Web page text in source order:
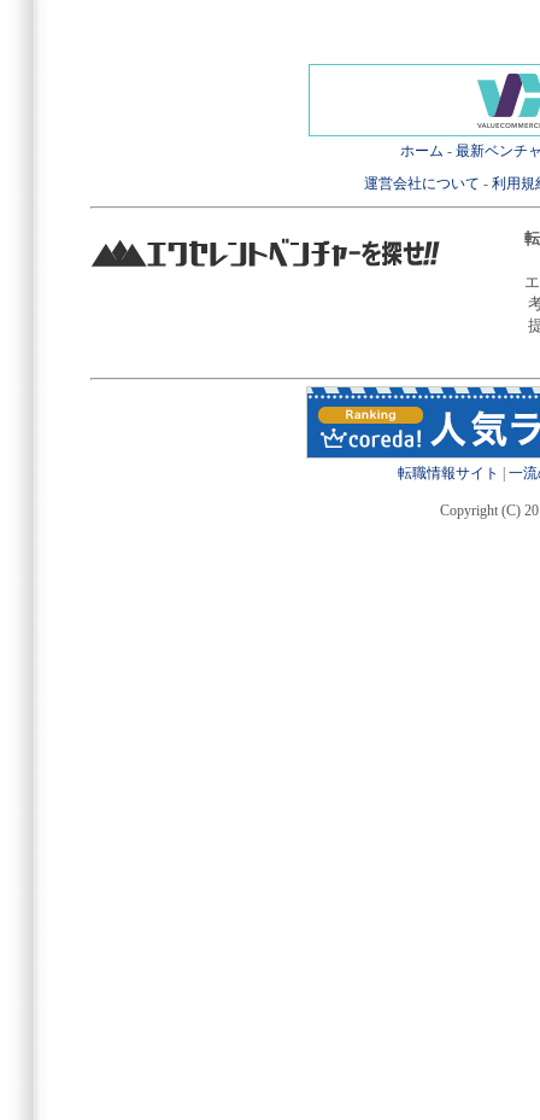
ホーム - 最新ベンチ
運営会社について - 利用規
転職情報サイト 一
Copyright (C)